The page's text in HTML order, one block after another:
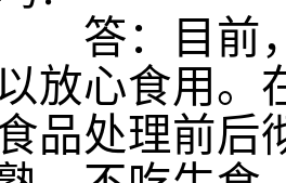
答：目前，
以放心食用。
品处理前后